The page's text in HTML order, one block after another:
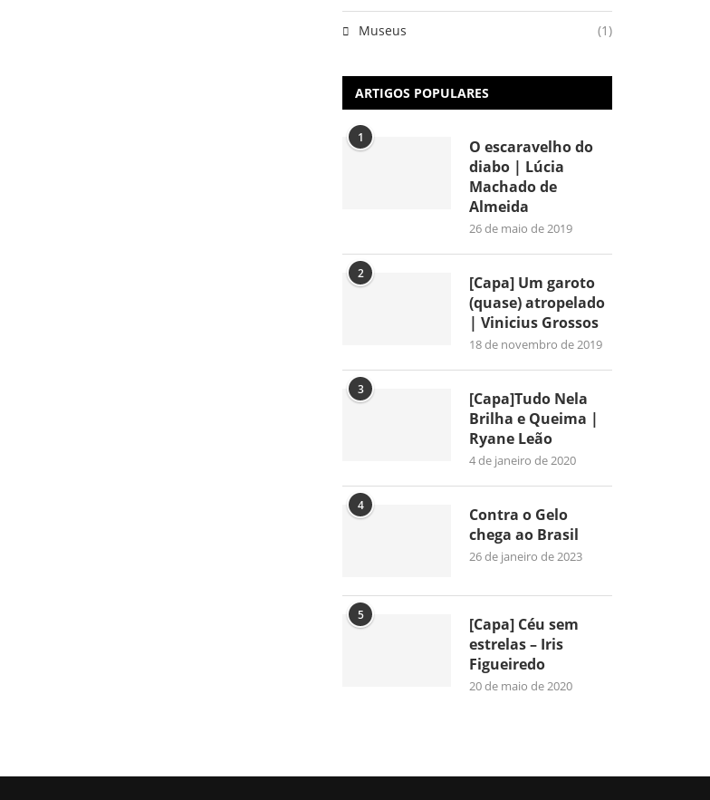
Museus (1)
ARTIGOS POPULARES
1
O escaravelho do
diabo | Lúcia
Machado de
Almeida
26 de maio de 2019
2
[Capa] Um garoto
(quase) atropelado
| Vinicius Grossos
18 de novembro de 2019
3
[Capa]Tudo Nela
Brilha e Queima |
Ryane Leão
4 de janeiro de 2020
4
Contra o Gelo
chega ao Brasil
26 de janeiro de 2023
5
[Capa] Céu sem
estrelas – Iris
Figueiredo
20 de maio de 2020